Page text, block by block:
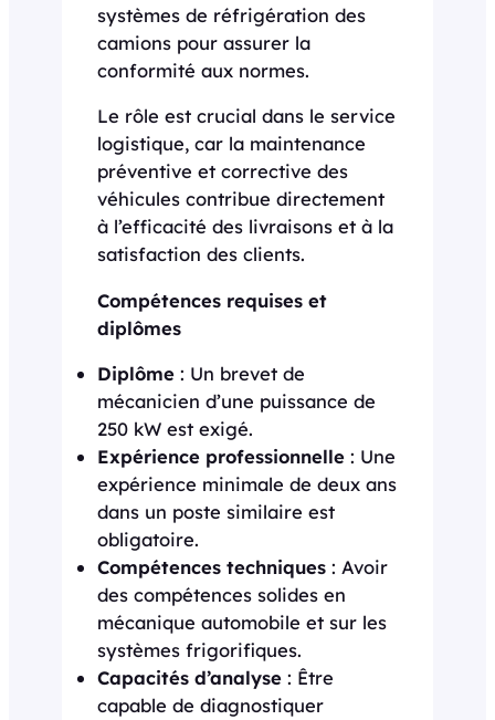
systèmes de réfrigération des
camions pour assurer la
conformité aux normes.
Le rôle est crucial dans le service
logistique, car la maintenance
préventive et corrective des
véhicules contribue directement
à l’efficacité des livraisons et à la
satisfaction des clients.
Compétences requises et
diplômes
Diplôme : Un brevet de
mécanicien d’une puissance de
250 kW est exigé.
Expérience professionnelle : Une
expérience minimale de deux ans
dans un poste similaire est
obligatoire.
Compétences techniques : Avoir
des compétences solides en
mécanique automobile et sur les
systèmes frigorifiques.
Capacités d’analyse : Être
capable de diagnostiquer